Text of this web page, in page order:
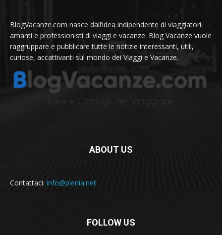
BlogVacanze.com nasce dall’idea indipendente di viaggiatori
amanti e professionisti di viaggi e vacanze. Blog Vacanze vuole
raggruppare e pubblicare tutte le notizie interessanti, utili,
curiose, accattivanti sul mondo dei Viaggi e Vacanze.
ABOUT US
Contattaci: info@plenia.net
FOLLOW US